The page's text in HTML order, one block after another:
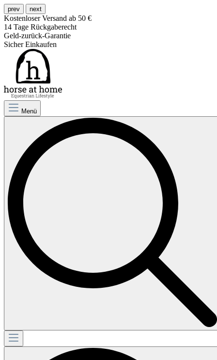
prev next
Kostenloser Versand ab 50 €
14 Tage Rückgaberecht
Geld-zurück-Garantie
Sicher Einkaufen
Menü